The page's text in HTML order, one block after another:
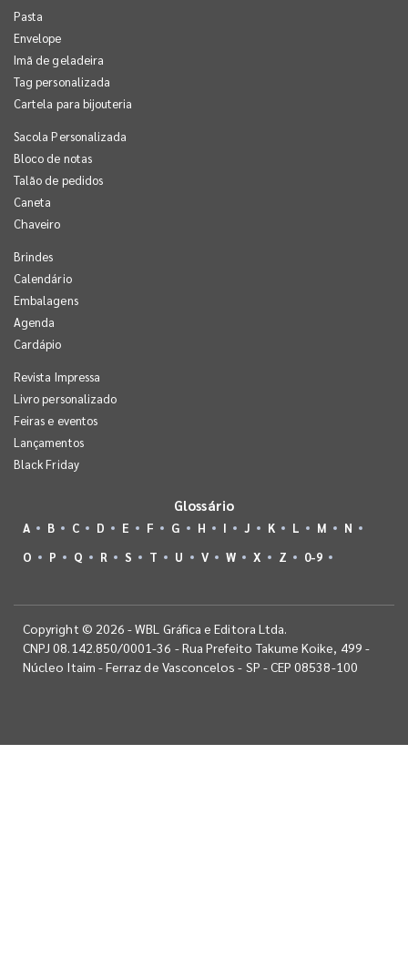
Pasta
Envelope
Imã de geladeira
Tag personalizada
Cartela para bijouteria
Sacola Personalizada
Bloco de notas
Talão de pedidos
Caneta
Chaveiro
Brindes
Calendário
Embalagens
Agenda
Cardápio
Revista Impressa
Livro personalizado
Feiras e eventos
Lançamentos
Black Friday
Glossário
A B C D E F G H I J K L M
N
O
P Q R S T U V W X Z 0-9
Copyright © 2026 - WBL Gráfica e Editora Ltda.
CNPJ 08.142.850/0001-36 - Rua Prefeito Takume Koike, 499 -
Núcleo Itaim - Ferraz de Vasconcelos - SP - CEP 08538-100